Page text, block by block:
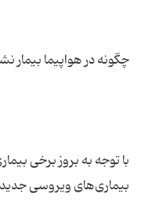
با توجه به بروز برخی
بیماری‌های ویروسی